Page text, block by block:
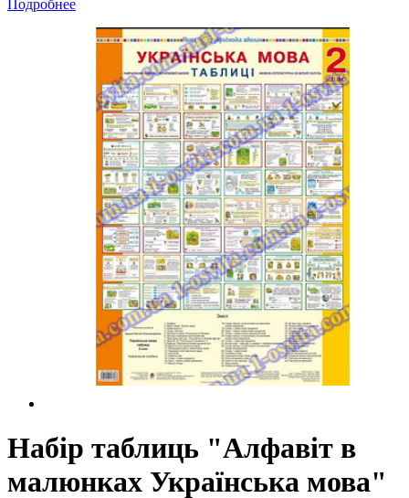
Подробнее
Набір таблиць "Алфавіт в
малюнках Українська мова"